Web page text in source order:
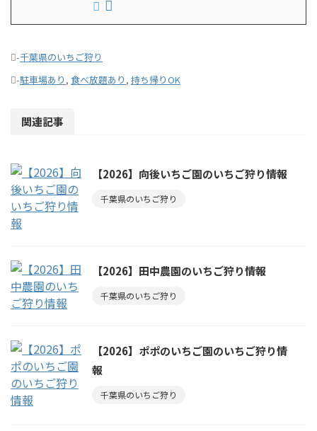
-千葉県のいちご狩り
-駐車場あり , 食べ放題あり , 持ち帰りOK
関連記事
【2026】向後いちご園のいちご狩り情報
千葉県のいちご狩り
【2026】田中農園のいちご狩り情報
千葉県のいちご狩り
【2026】ポポのいちご園のいちご狩り情
報
千葉県のいちご狩り